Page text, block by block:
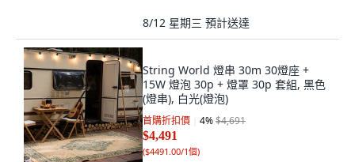
8/12 星期三 預計送達
String World 燈串 30m 30燈座 +
15W 燈泡 30p + 燈罩 30p 套組, 黑色
(燈串), 白光(燈泡)
首購折扣價 4%$4,691
$4,491
($4491.00/1個)